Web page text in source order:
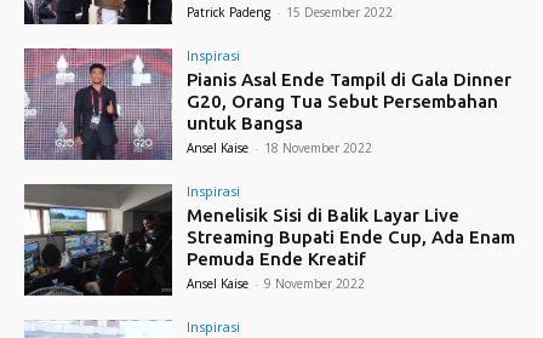
Patrick Padeng - 15 Desember 2022
Inspirasi
Pianis Asal Ende Tampil di Gala Dinner
G20, Orang Tua Sebut Persembahan
untuk Bangsa
Ansel Kaise - 18 November 2022
Inspirasi
Menelisik Sisi di Balik Layar Live
Streaming Bupati Ende Cup, Ada Enam
Pemuda Ende Kreatif
Ansel Kaise - 9 November 2022
Inspirasi